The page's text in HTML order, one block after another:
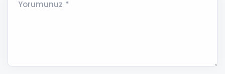
Yorumunuz *